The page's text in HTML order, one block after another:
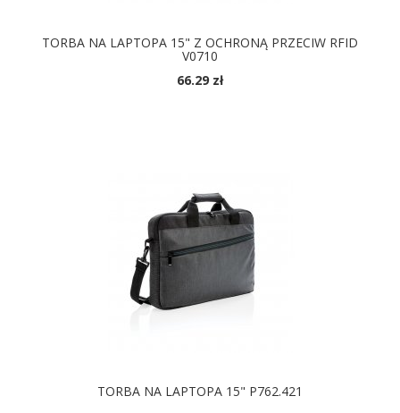
TORBA NA LAPTOPA 15" Z OCHRONĄ PRZECIW RFID
V0710
66.29 zł
TORBA NA LAPTOPA 15" P762.421